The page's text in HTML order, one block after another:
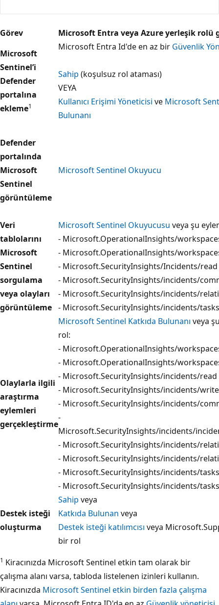
Görev
Microsoft Entra veya Azure yerleşik rolü
Microsoft
Sentinel’i
Defender
portalına
ekleme1
Microsoft Entra Id'de en az bir Güvenlik
Sahip (koşulsuz rol ataması)
VEYA
Kullanıcı Erişimi Yöneticisi ve Microsoft
Bulunanı
Defender
portalında
Microsoft
Sentinel
görüntüleme
Microsoft Sentinel Okuyucu
Veri
tablolarını
Microsoft
Sentinel
sorgulama
veya olayları
görüntüleme
Microsoft Sentinel Okuyucusu veya şu
- Microsoft.OperationalInsights/
- Microsoft.OperationalInsights/
- Microsoft.SecurityInsights/Incidents/read
- Microsoft.SecurityInsights/incidents/
- Microsoft.SecurityInsights/incidents/
- Microsoft.SecurityInsights/incidents/
Olaylarla ilgili
araştırma
eylemleri
gerçekleştirme
Microsoft Sentinel Katkıda Bulunanı veya
rol:
- Microsoft.OperationalInsights/
- Microsoft.OperationalInsights/
- Microsoft.SecurityInsights/incidents/read
- Microsoft.SecurityInsights/incidents/write
- Microsoft.SecurityInsights/incidents/
-
Microsoft.SecurityInsights/incidents/
- Microsoft.SecurityInsights/incidents/
- Microsoft.SecurityInsights/incidents/
- Microsoft.SecurityInsights/incidents/
- Microsoft.SecurityInsights/incidents/
Destek isteği
oluşturma
Sahip veya
Katkıda Bulunan veya
Destek isteği katılımcısı veya
bir rol
1 Kiracınızda Microsoft Sentinel etkin tam olarak bir
çalışma alanı varsa, tabloda listelenen izinleri kullanın.
Kiracınızda Microsoft Sentinel etkin birden fazla çalışma